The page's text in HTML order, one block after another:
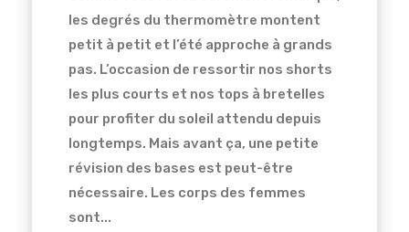
les degrés du thermomètre montent
petit à petit et l’été approche à grands
pas. L’occasion de ressortir nos shorts
les plus courts et nos tops à bretelles
pour profiter du soleil attendu depuis
longtemps. Mais avant ça, une petite
révision des bases est peut-être
nécessaire. Les corps des femmes
sont...